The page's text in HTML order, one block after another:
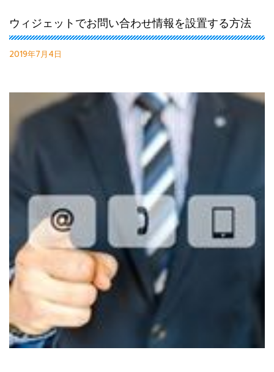
ウィジェットでお問い合わせ情報を設置する方法
2019年7月4日